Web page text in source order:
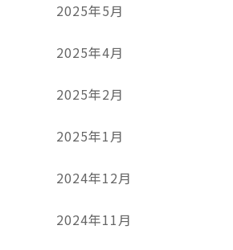
2025年5月
2025年4月
2025年2月
2025年1月
2024年12月
2024年11月